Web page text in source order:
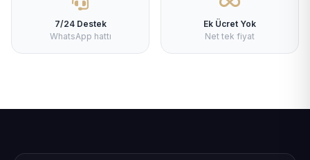
7/24 Destek
WhatsApp hattı
Ek Ücret Yok
Net tek fiyat